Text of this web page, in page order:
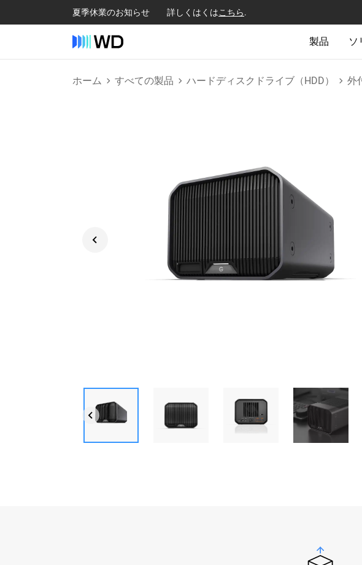
夏季休業のお知らせ 詳しくはくはこちら.
製品 ソ
ホーム すべての製品 ハードディスクドライブ（HDD） 外